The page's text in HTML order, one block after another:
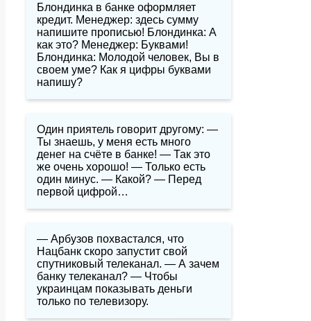
Блондинка в банке оформляет
кредит. Менеджер: здесь сумму
напишите прописью! Блондинка: А
как это? Менеджер: Буквами!
Блондинка: Молодой человек, Вы в
своем уме? Как я цифры буквами
напишу?
Один приятель говорит другому: —
Ты знаешь, у меня есть много
денег на счёте в банке! — Так это
же очень хорошо! — Только есть
один минус. — Какой? — Перед
первой цифрой…
— Арбузов похвастался, что
Нацбанк скоро запустит свой
спутниковый телеканал. — А зачем
банку телеканал? — Чтобы
украинцам показывать деньги
только по телевизору.